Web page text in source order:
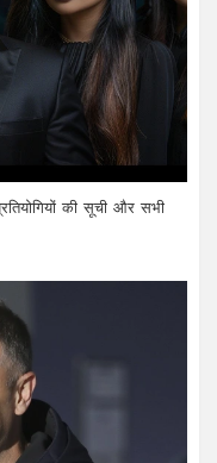
की सूची और सभी